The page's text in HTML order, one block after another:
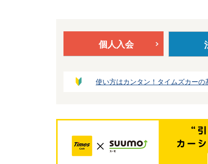
個人入会
使い方はカンタン！タイムズカーの